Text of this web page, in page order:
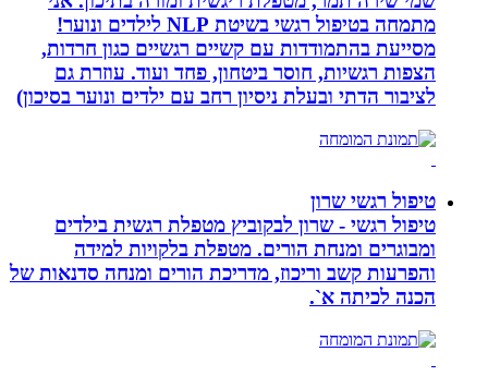
מתמחה בטיפול רגשי בשיטת NLP לילדים ונוער!
מסייעת בהתמודדות עם קשיים רגשיים כגון חרדות,
הצפות רגשיות, חוסר ביטחון, פחד ועוד. עוזרת גם
לציבור הדתי ובעלת ניסיון רחב עם ילדים ונוער בסיכון)
טיפול רגשי שרון
טיפול רגשי - שרון לבקוביץ מטפלת רגשית בילדים
ומבוגרים ומנחת הורים. מטפלת בלקויות למידה
והפרעות קשב וריכוז, מדריכת הורים ומנחה סדנאות של
הכנה לכיתה א`.